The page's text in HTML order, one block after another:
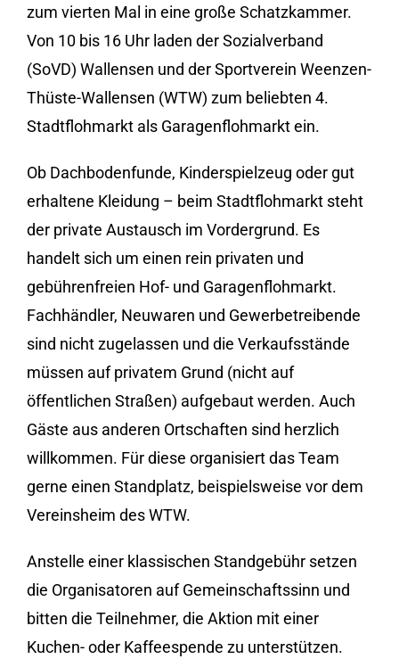
zum vierten Mal in eine große Schatzkammer.
Von 10 bis 16 Uhr laden der Sozialverband
(SoVD) Wallensen und der Sportverein Weenzen-
Thüste-Wallensen (WTW) zum beliebten 4.
Stadtflohmarkt als Garagenflohmarkt ein.
Ob Dachbodenfunde, Kinderspielzeug oder gut
erhaltene Kleidung – beim Stadtflohmarkt steht
der private Austausch im Vordergrund. Es
handelt sich um einen rein privaten und
gebührenfreien Hof- und Garagenflohmarkt.
Fachhändler, Neuwaren und Gewerbetreibende
sind nicht zugelassen und die Verkaufsstände
müssen auf privatem Grund (nicht auf
öffentlichen Straßen) aufgebaut werden. Auch
Gäste aus anderen Ortschaften sind herzlich
willkommen. Für diese organisiert das Team
gerne einen Standplatz, beispielsweise vor dem
Vereinsheim des WTW.
Anstelle einer klassischen Standgebühr setzen
die Organisatoren auf Gemeinschaftssinn und
bitten die Teilnehmer, die Aktion mit einer
Kuchen- oder Kaffeespende zu unterstützen.